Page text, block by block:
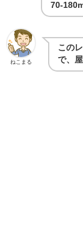
70-
ねこまる
この
で、